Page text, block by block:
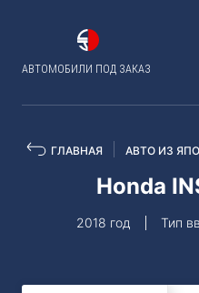
АВТОМОБИЛИ ПОД ЗАКАЗ
ГЛАВНАЯ АВТО ИЗ
Honda
2018 год Тип